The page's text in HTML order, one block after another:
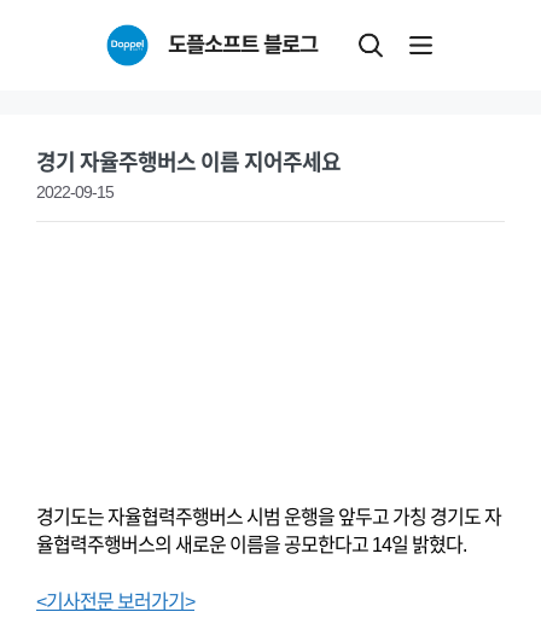
도플소프트 블로그
경기 자율주행버스 이름 지어주세요
2022-09-15
경기도는 자율협력주행버스 시범 운행을 앞두고 가칭 경기도 자
율협력주행버스의 새로운 이름을 공모한다고 14일 밝혔다.
<기사전문 보러가기>